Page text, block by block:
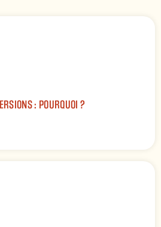
: POURQUOI ?